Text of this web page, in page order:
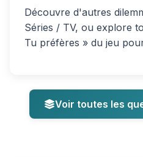
Découvre d'autres
Séries / TV, ou explore
Tu préfères » du jeu
Voir toutes les